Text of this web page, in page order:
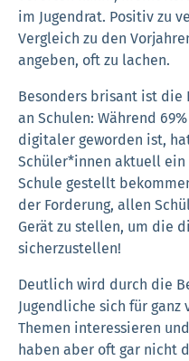
im Jugendrat. Positiv zu
Vergleich zu den
angeben, oft zu lachen.
Besonders brisant ist
an Schulen: Während
digitaler geworden ist,
Schüler*innen aktuell
Schule gestellt
der Forderung, allen
Gerät zu stellen, um die
sicherzustellen!
Deutlich wird durch die
Jugendliche sich für
Themen interessieren
haben aber oft gar nicht